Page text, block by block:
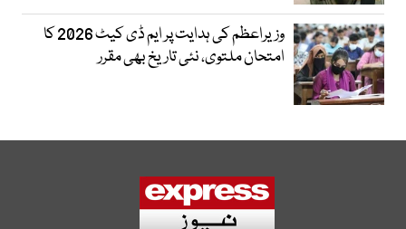
وزیراعظم کی ہدایت پر ایم ڈی کیٹ 2026 کا
امتحان ملتوی، نئی تاریخ بھی مقرر